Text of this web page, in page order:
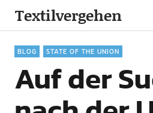
Textilvergehen
BLOG STATE OF THE UNION
Auf der